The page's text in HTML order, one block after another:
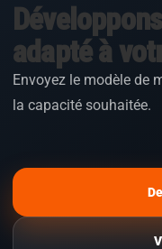
adapté à
Envoyez le modèle de
la capacité souhaitée.